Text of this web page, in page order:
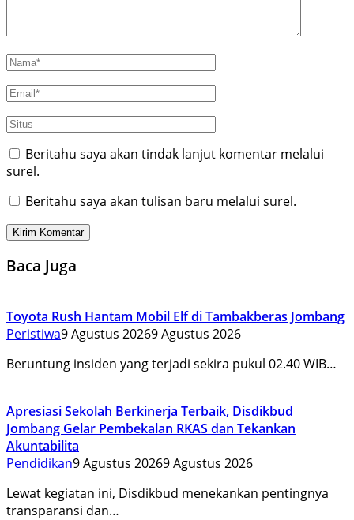
Beritahu saya akan tindak lanjut komentar melalui
surel.
Beritahu saya akan tulisan baru melalui surel.
Baca Juga
Toyota Rush Hantam Mobil Elf di Tambakberas Jombang
Peristiwa9 Agustus 20269 Agustus 2026
Beruntung insiden yang terjadi sekira pukul 02.40 WIB…
Apresiasi Sekolah Berkinerja Terbaik, Disdikbud
Jombang Gelar Pembekalan RKAS dan Tekankan
Akuntabilita
Pendidikan9 Agustus 20269 Agustus 2026
Lewat kegiatan ini, Disdikbud menekankan pentingnya
transparansi dan…